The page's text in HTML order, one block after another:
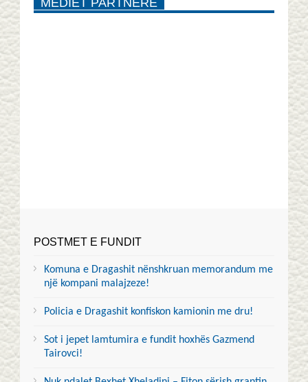
MEDIET PARTNERE
POSTMET E FUNDIT
Komuna e Dragashit nënshkruan memorandum me
një kompani malajzeze!
Policia e Dragashit konfiskon kamionin me dru!
Sot i jepet lamtumira e fundit hoxhës Gazmend
Tairovci!